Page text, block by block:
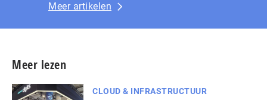
Meer artikelen
Meer lezen
CLOUD & INFRASTRUCTUUR